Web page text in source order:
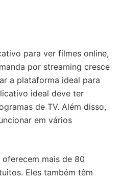
para ver filmes online,
por streaming cresce
a plataforma ideal para
ideal deve ter
de TV. Além disso,
em vários
mais de 80
Eles também têm